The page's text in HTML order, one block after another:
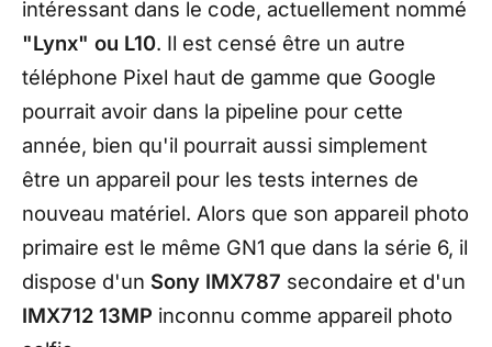
intéressant dans le code, actuellement nommé
"Lynx" ou L10. Il est censé être un autre
téléphone Pixel haut de gamme que Google
pourrait avoir dans la pipeline pour cette
année, bien qu'il pourrait aussi simplement
être un appareil pour les tests internes de
nouveau matériel. Alors que son appareil photo
primaire est le même GN1 que dans la série 6, il
dispose d'un Sony IMX787 secondaire et d'un
IMX712 13MP inconnu comme appareil photo